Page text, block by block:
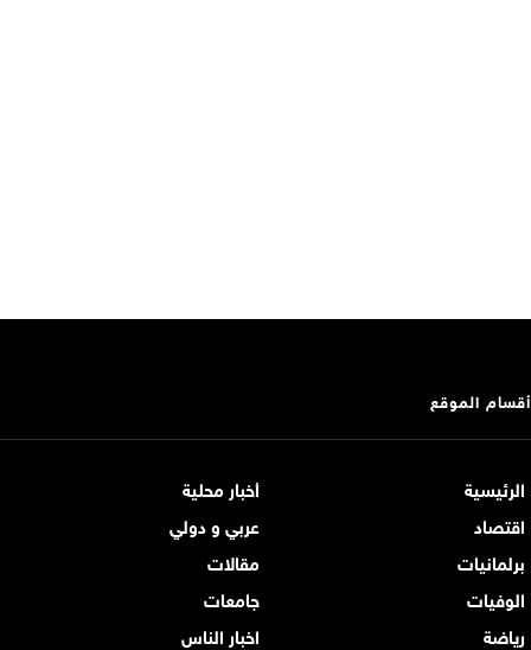
أقسام الموقع
الرئيسية
أخبار محلية
اقتصاد
عربي و دولي
برلمانيات
مقالات
الوفيات
جامعات
رياضة
اخبار الناس